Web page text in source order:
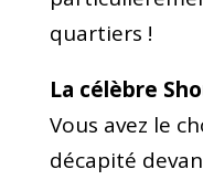
quartiers !
La célèbre
Vous avez le
décapité